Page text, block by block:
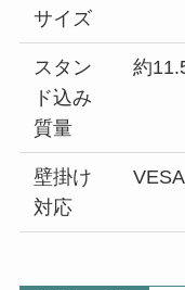
サイズ
スタン
ド込み
質量
約
壁掛け
対応